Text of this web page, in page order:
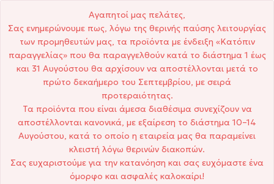
Αγαπητοί μας πελάτες,
Σας ενημερώνουμε πως, λόγω της θερινής παύσης λειτουργίας
των προμηθευτών μας, τα προϊόντα με ένδειξη «Κατόπιν
παραγγελίας» που θα παραγγελθούν κατά το διάστημα 1 έως
και 31 Αυγούστου θα αρχίσουν να αποστέλλονται μετά το
πρώτο δεκαήμερο του Σεπτεμβρίου, με σειρά
προτεραιότητας.
Τα προϊόντα που είναι άμεσα διαθέσιμα συνεχίζουν να
αποστέλλονται κανονικά, με εξαίρεση το διάστημα 10–14
Αυγούστου, κατά το οποίο η εταιρεία μας θα παραμείνει
κλειστή λόγω θερινών διακοπών.
Σας ευχαριστούμε για την κατανόηση και σας ευχόμαστε ένα
όμορφο και ασφαλές καλοκαίρι!